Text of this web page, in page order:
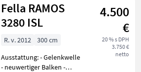
objemových
krmív /
Fella
Fella RAMOS
3280 ISL
4.500
€
20 % s DPH
3.750 €
netto
R. v. 2012
300 cm
Ausstattung: - Gelenkwelle
- neuwertiger Balken -